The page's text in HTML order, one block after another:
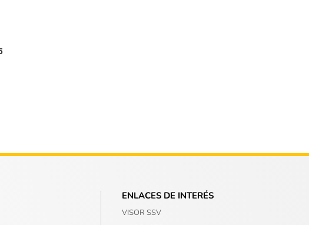
ENLACES DE INTERÉS
VISOR SSV